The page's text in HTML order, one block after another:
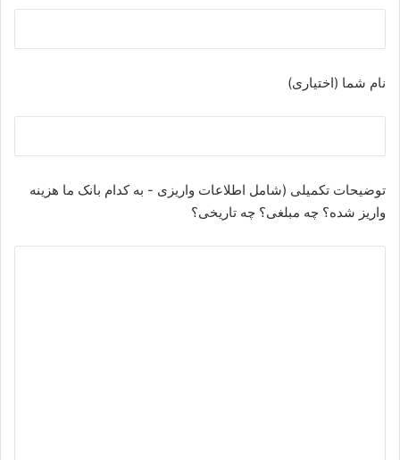
نام شما (اختیاری)
توضیحات تکمیلی (شامل اطلاعات واریزی - به کدام بانک ما هزینه
واریز شده؟ چه مبلغی؟ چه تاریخی؟